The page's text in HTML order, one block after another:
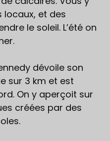
locaux, et des
le soleil. L’été on
dévoile son
sur 3 km et est
On y aperçoit sur
créées par des